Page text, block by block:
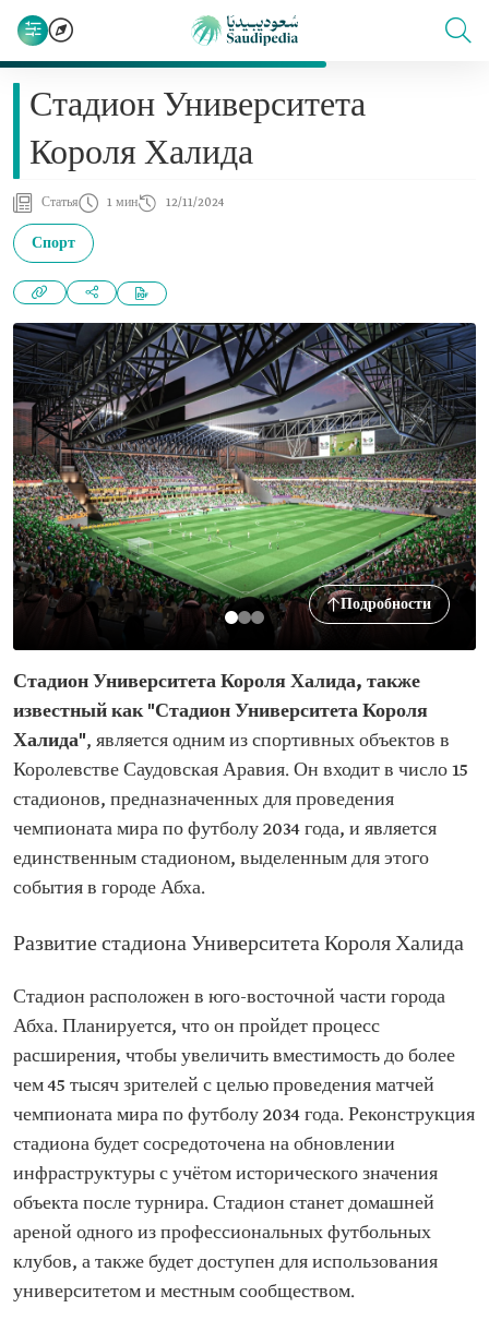
Стадион Университета
Короля Халида
Статья 1 мин 12/11/2024
Спорт
Подробности
Стадион Университета Короля Халида, также
известный как "Стадион Университета Короля
Халида", является одним из спортивных объектов в
Королевстве Саудовская Аравия. Он входит в число 15
стадионов, предназначенных для проведения
чемпионата мира по футболу 2034 года, и является
единственным стадионом, выделенным для этого
события в городе Абха.
Развитие стадиона Университета Короля Халида
Стадион расположен в юго-восточной части города
Абха. Планируется, что он пройдет процесс
расширения, чтобы увеличить вместимость до более
чем 45 тысяч зрителей с целью проведения матчей
чемпионата мира по футболу 2034 года. Реконструкция
стадиона будет сосредоточена на обновлении
инфраструктуры с учётом исторического значения
объекта после турнира. Стадион станет домашней
ареной одного из профессиональных футбольных
клубов, а также будет доступен для использования
университетом и местным сообществом.